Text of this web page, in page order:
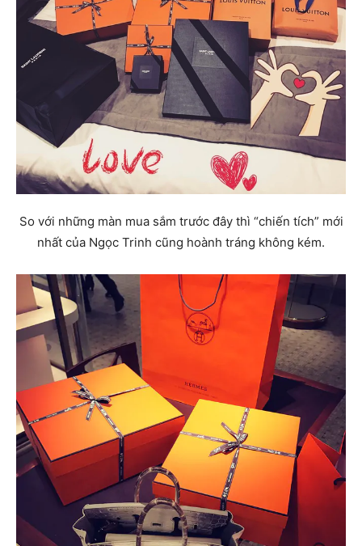
So với những màn mua sắm trước đây thì “chiến tích” mới
nhất của Ngọc Trinh cũng hoành tráng không kém.